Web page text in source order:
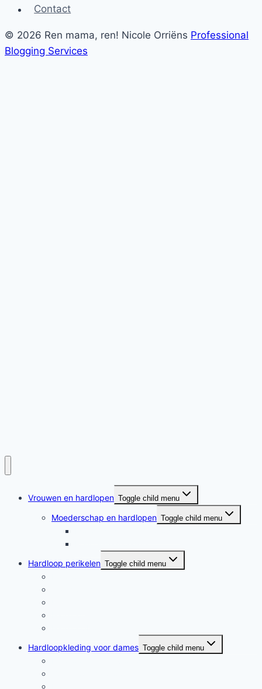
Contact
© 2026 Ren mama, ren! Nicole Orriëns Professional
Blogging Services
Vrouwen en hardlopen Toggle child menu
Moederschap en hardlopen Toggle child menu
Hardloop perikelen Toggle child menu
Hardloopkleding voor dames Toggle child menu